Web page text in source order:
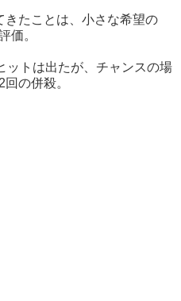
きたことは、小さな希望の
価。
ットは出たが、チャンスの場
の併殺。